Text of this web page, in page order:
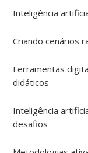
Inteligência
Criando cenários
Ferramentas
didáticos
Inteligência
desafios